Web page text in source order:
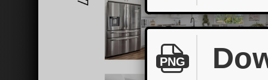
PNG